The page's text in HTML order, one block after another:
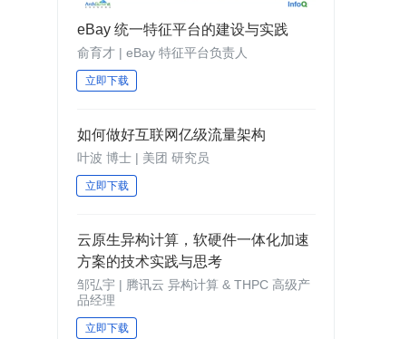
eBay 统一特征平台的建设与实践
俞育才 | eBay 特征平台负责人
立即下载
如何做好互联网亿级流量架构
叶波 博士 | 美团 研究员
立即下载
云原生异构计算，软硬件一体化加速
方案的技术实践与思考
邹弘宇 | 腾讯云 异构计算 & THPC 高级产
品经理
立即下载